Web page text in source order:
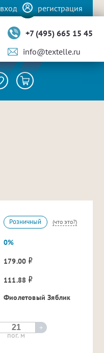
вход регистрация
+7 (495) 665 15 45
info@textelle.ru
Розничный (что это?)
0%
179.00
111.88
Фиолетовый Зяблик
+
пог. м